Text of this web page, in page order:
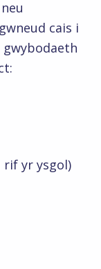
cais i
gwybodaeth
rif yr ysgol)